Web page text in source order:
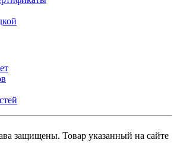
защищены. Товар указанный на сайте